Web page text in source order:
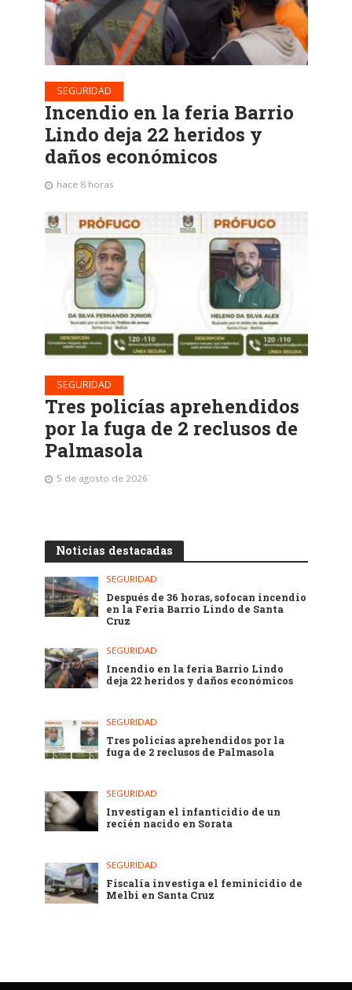
SEGURIDAD
Incendio en la feria Barrio
Lindo deja 22 heridos y
daños económicos
hace 8 horas
SEGURIDAD
Tres policías aprehendidos
por la fuga de 2 reclusos de
Palmasola
5 de agosto de 2026
Noticias destacadas
SEGURIDAD
Después de 36 horas, sofocan incendio
en la Feria Barrio Lindo de Santa
Cruz
SEGURIDAD
Incendio en la feria Barrio Lindo
deja 22 heridos y daños económicos
SEGURIDAD
Tres policías aprehendidos por la
fuga de 2 reclusos de Palmasola
SEGURIDAD
Investigan el infanticidio de un
recién nacido en Sorata
SEGURIDAD
Fiscalía investiga el feminicidio de
Melbi en Santa Cruz